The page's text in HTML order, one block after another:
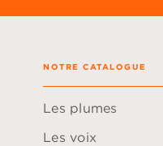
NOTRE CATALOGUE
Les plumes
Les voix